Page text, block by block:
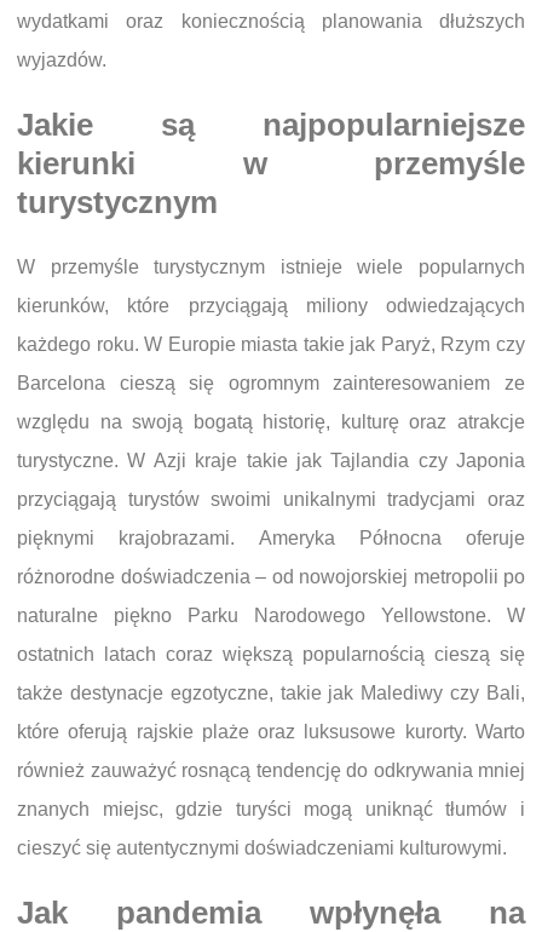
wydatkami oraz koniecznością planowania dłuższych
wyjazdów.
Jakie są najpopularniejsze
kierunki w przemyśle
turystycznym
W przemyśle turystycznym istnieje wiele popularnych
kierunków, które przyciągają miliony odwiedzających
każdego roku. W Europie miasta takie jak Paryż, Rzym czy
Barcelona cieszą się ogromnym zainteresowaniem ze
względu na swoją bogatą historię, kulturę oraz atrakcje
turystyczne. W Azji kraje takie jak Tajlandia czy Japonia
przyciągają turystów swoimi unikalnymi tradycjami oraz
pięknymi krajobrazami. Ameryka Północna oferuje
różnorodne doświadczenia – od nowojorskiej metropolii po
naturalne piękno Parku Narodowego Yellowstone. W
ostatnich latach coraz większą popularnością cieszą się
także destynacje egzotyczne, takie jak Malediwy czy Bali,
które oferują rajskie plaże oraz luksusowe kurorty. Warto
również zauważyć rosnącą tendencję do odkrywania mniej
znanych miejsc, gdzie turyści mogą uniknąć tłumów i
cieszyć się autentycznymi doświadczeniami kulturowymi.
Jak pandemia wpłynęła na